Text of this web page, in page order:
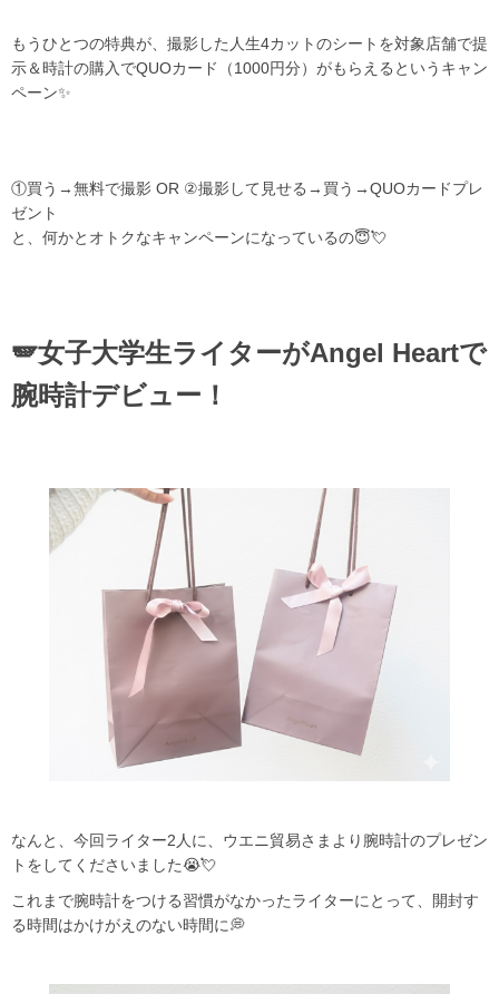
もうひとつの特典が、 撮影した人生4カットのシートを対象店舗で提
示＆時計の購入でQUOカード（1000円分）がもらえるというキャン
ペーン✨
①買う→無料で撮影 OR ②撮影して見せる→買う→QUOカードプレ
ゼント
と、何かとオトクなキャンペーンになっているの😇💘
🪽女子大学生ライターがAngel Heartで
腕時計デビュー！
なんと、今回ライター2人に、ウエニ貿易さまより腕時計のプレゼン
トをしてくださいました😭💘
これまで腕時計をつける習慣がなかったライターにとって、開封す
る時間はかけがえのない時間に💭